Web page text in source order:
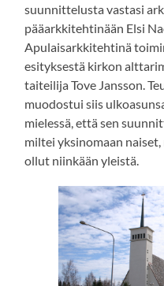
suunnittelusta vastasi
pääarkkitehtinään Elsi
Apulaisarkkitehtinä
esityksestä kirkon
taiteilija Tove Jansson.
muodostui siis
mielessä, että sen
miltei yksinomaan
ollut niinkään yleistä.